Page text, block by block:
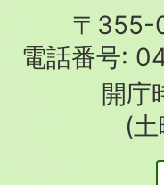
〒355-
電話番号:
開庁
(